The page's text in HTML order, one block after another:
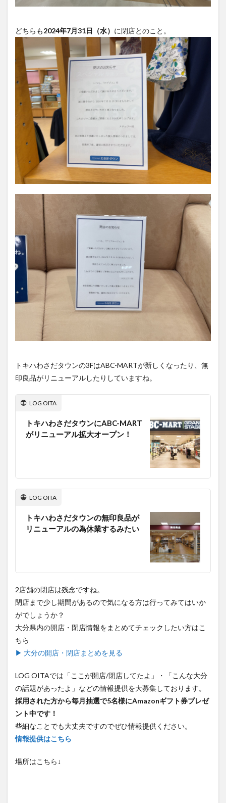
どちらも2024年7月31日（水） に閉店とのこと。
トキハわさだタウンの3FはABC-MARTが新しくなったり、無
印良品がリニューアルしたりしていますね。
LOG OITA
トキハわさだタウンにABC-MART
がリニューアル拡大オープン！
LOG OITA
トキハわさだタウンの無印良品が
リニューアルの為休業するみたい
2店舗の閉店は残念ですね。
閉店まで少し期間があるので気になる方は行ってみてはいか
がでしょうか？
大分県内の開店・閉店情報をまとめてチェックしたい方はこ
ちら
▶ 大分の開店・閉店まとめを見る
LOG OITAでは「ここが開店/閉店してたよ」・「こんな大分
の話題があったよ」などの情報提供を大募集しております。
採用された方から毎月抽選で5名様にAmazonギフト券プレゼ
ント中です！
些細なことでも大丈夫ですのでぜひ情報提供ください。
情報提供はこちら
場所はこちら↓
玖珠郡
由布市 由布院
祝祭の広場 神社 祭り
秋
移転
竹田 竹田市 竹田市ディナー
紅葉
絵本
自動販売機 臼杵市
舞台
芋
花 蕎麦
虹
衆議院選挙
複合公共施設
観光スポット
話題
豊後大野 豊後大野市
豊後高田市
買い物
道の駅
鉄道ジオラマ
閉店 閉院 開店
開店閉店
開店閉店まとめ
開院 韓国
韓国料理
音楽
飛行機